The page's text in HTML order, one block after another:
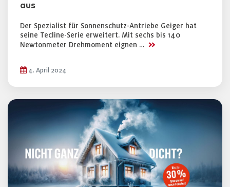
aus
Der Spezialist für Sonnenschutz-Antriebe Geiger hat
seine Tecline-Serie erweitert. Mit sechs bis 140
Newtonmeter Drehmoment eignen … >>
4. April 2024